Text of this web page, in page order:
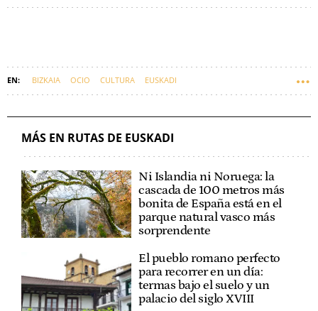
BIZKAIA OCIO CULTURA EUSKADI
MÁS EN RUTAS DE EUSKADI
Ni Islandia ni Noruega: la
cascada de 100 metros más
bonita de España está en el
parque natural vasco más
sorprendente
El pueblo romano perfecto
para recorrer en un día:
termas bajo el suelo y un
palacio del siglo XVIII